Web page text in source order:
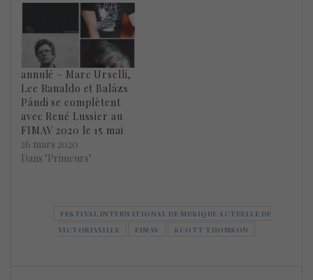
annulé – Marc Urselli,
Lee Ranaldo et Balázs
Pándi se complètent
avec René Lussier au
FIMAV 2020 le 15 mai
26 mars 2020
Dans "Primeurs"
FESTIVAL INTERNATIONAL DE MUSIQUE ACTUELLE DE
VICTORIAVILLE
FIMAV SCOTT THOMSON